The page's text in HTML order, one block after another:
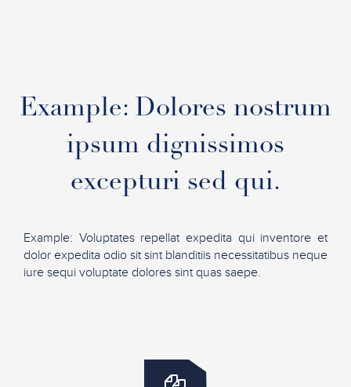
Example: Dolores nostrum
ipsum dignissimos
excepturi sed qui.
Example: Voluptates repellat expedita qui inventore et
dolor expedita odio sit sint blanditiis necessitatibus neque
iure sequi voluptate dolores sint quas saepe.